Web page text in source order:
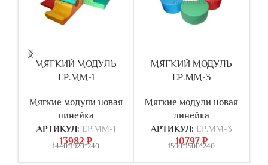
МЯГКИЙ МОДУЛЬ
ЕР.ММ-1
Мягкие модули новая
линейка
АРТИКУЛ: ЕР.ММ-1
13982₽
1440*1920*240
МЯГКИЙ МОДУЛЬ
ЕР.ММ-3
Мягкие модули новая
линейка
АРТИКУЛ: ЕР.ММ-3
10797₽
1500*1500*240